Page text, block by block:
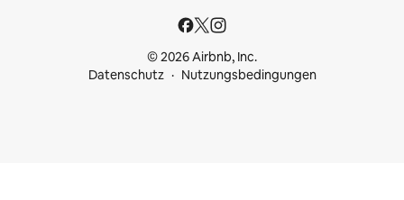
© 2026 Airbnb, Inc.
Datenschutz
Nutzungsbedingungen